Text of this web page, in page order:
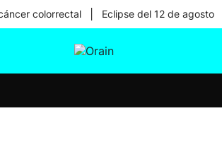
colorrectal Eclipse del 12 de agosto